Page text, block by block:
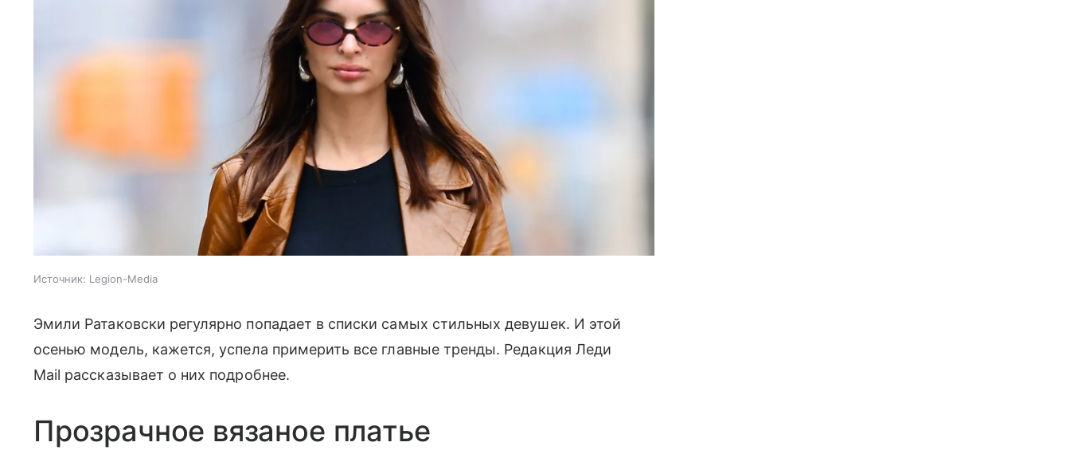
Источник: Legion-Media
Эмили Ратаковски регулярно попадает в списки самых стильных девушек. И этой
осенью модель, кажется, успела примерить все главные тренды. Редакция Леди
Mail рассказывает о них подробнее.
Прозрачное вязаное платье